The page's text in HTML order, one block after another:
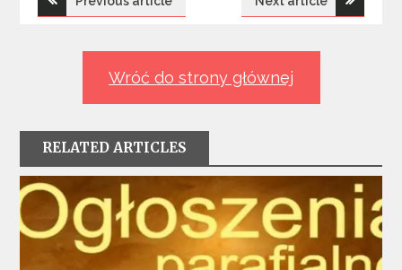
Wróć do strony głównej
RELATED ARTICLES